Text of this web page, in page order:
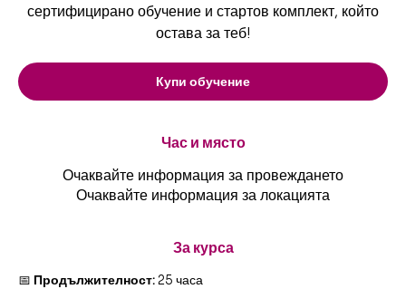
сертифицирано обучение и стартов комплект, който
остава за теб!
Купи обучение
Час и място
Очаквайте информация за провеждането
Очаквайте информация за локацията
За курса
📅 Продължителност: 25 часа